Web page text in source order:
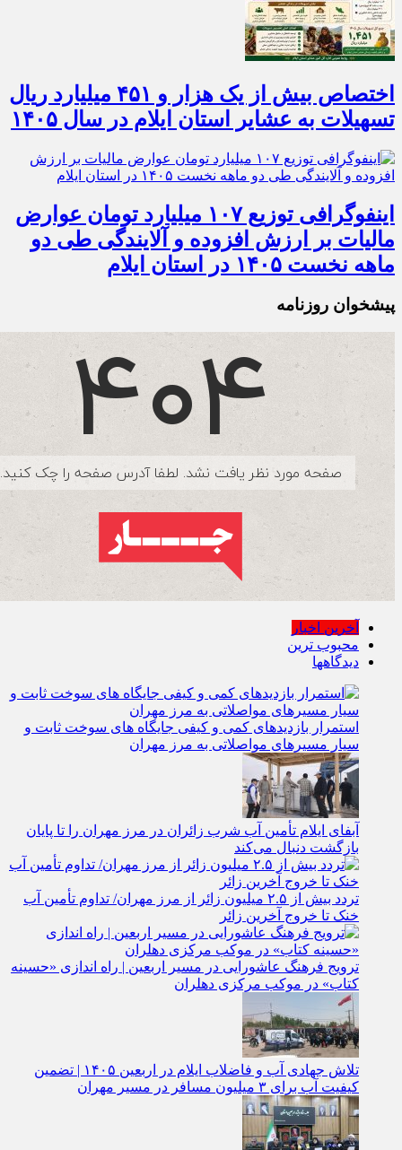
اختصاص بیش از یک هزار و ۴۵۱ میلیارد ریال
تسهیلات به عشایر استان ایلام در سال ۱۴۰۵
اینفوگرافی توزیع ۱۰۷ میلیارد تومان عوارض
مالیات بر ارزش افزوده و آلایندگی طی دو
ماهه نخست ۱۴۰۵ در استان ایلام
پیشخوان روزنامه
آخرین اخبار
محبوب ترین
دیدگاهها
استمرار بازدیدهای کمی و کیفی جایگاه‌ های سوخت ثابت و
سیار مسیرهای مواصلاتی به مرز مهران
آبفای ایلام تأمین آب شرب زائران در مرز مهران را تا پایان
بازگشت دنبال می‌کند
تردد بیش از ۲.۵ میلیون زائر از مرز مهران/ تداوم تأمین آب
خنک تا خروج آخرین زائر
ترویج فرهنگ عاشورایی در مسیر اربعین | راه‌ اندازی «حسینه
کتاب» در موکب مرکزی دهلران
تلاش جهادی آب و فاضلاب ایلام در اربعین ۱۴۰۵ | تضمین
کیفیت آب برای ۳ میلیون مسافر در مسیر مهران